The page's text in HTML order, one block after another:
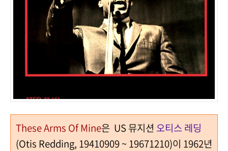
These Arms Of Mine은 US 뮤지션 오티스 레딩
(Otis Redding, 19410909 ~ 19671210)이 1962년